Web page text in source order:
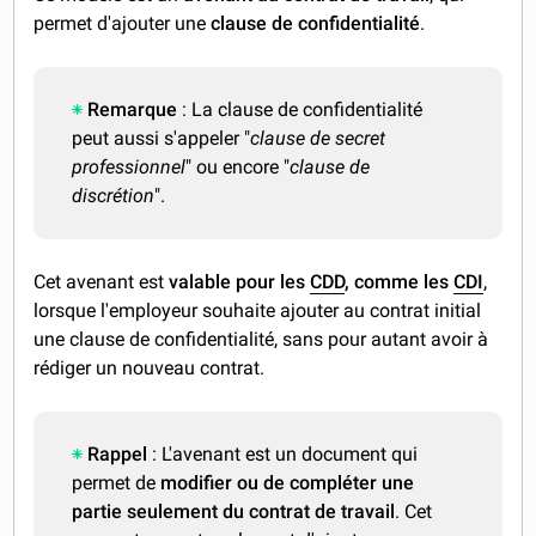
permet d'ajouter uneclause de confidentialité.
Remarque : La clause de confidentialité
peut aussi s'appeler "clause de secret
professionnel" ou encore "clause de
discrétion".
Cet avenant estvalable pour lesCDD, comme lesCDI,
lorsque l'employeur souhaite ajouter au contrat initial
une clause de confidentialité, sans pour autant avoir à
rédiger un nouveau contrat.
Rappel : L'avenant est un document qui
permet de modifier ou de compléter une
partie seulement du contrat de travail . Cet